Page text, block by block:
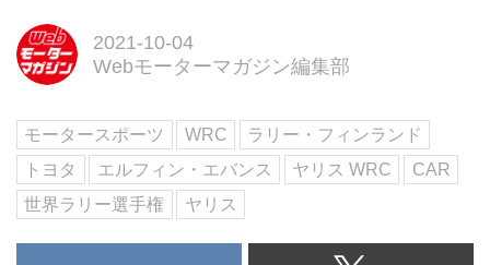
一度に済むので便利という意見も
しかし、ディーラーでは思ったほ
ど愛車に買取額が付かないという
話も聞かれ、ディーラーにクルマ
を売却するメリットなどないよう
にも見えます。
そこで、クルマをディーラーに売
2021-10-04
Webモーターマガジン編集部
モータースポーツ WRC
ラリー・フィンランド
トヨタ
エルフィン・エバンス ヤリス WRC
CAR
世界ラリー選手権
ヤリス